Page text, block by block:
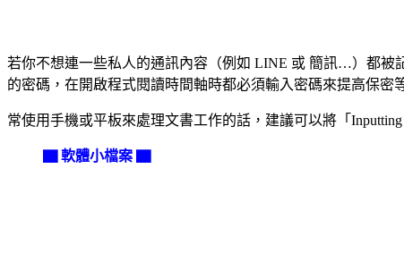
若你不想連一些私人的通訊內容（例如 LINE 或 簡訊…）都被
的密碼，在開啟程式閱讀時間軸時都必須輸入密碼來提高保密
常使用手機或平板來處理文書工作的話，建議可以將「
▇ 軟體小檔案 ▇